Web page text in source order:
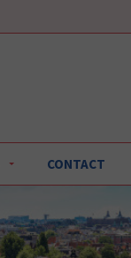
CONTACT